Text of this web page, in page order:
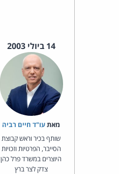
14 ביולי 2003
מאת‏עו"ד חיים רביה
שותף בכיר וראש קבוצת
הסייבר, הפרטיות וזכויות
היוצרים במשרד פרל כהן
צדק לצר ברץ